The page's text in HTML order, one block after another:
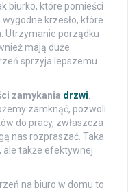
biurko, które pomieści
krzesło, które
Utrzymanie porządku
mają duże
sprzyja lepszemu
zamykania drzwi.
zamknąć, pozwoli
do pracy, zwłaszcza
nas rozpraszać. Taka
ale także efektywnej
na biuro w domu to